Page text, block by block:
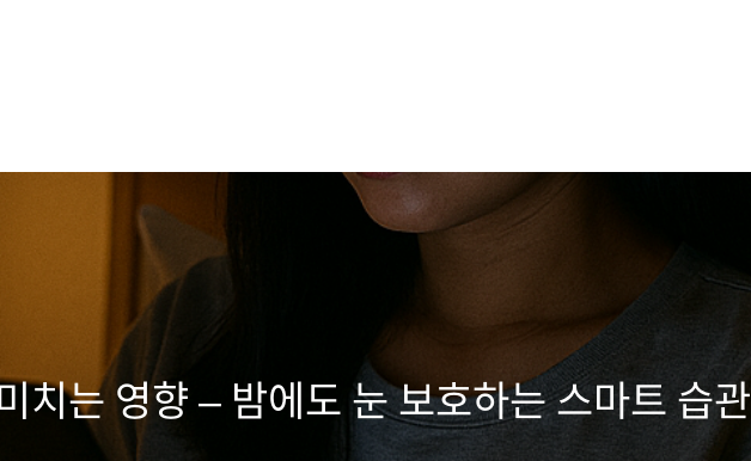
치는 영향 – 밤에도 눈 보호하는 스마트 습관